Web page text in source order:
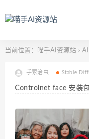
当前位置： 喵手AI资源站 > AI
手冢治虫 Stable
Controlnet face 安装